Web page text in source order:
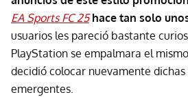
EA Sports FC 25hace tan solo
usuarios les pareció bastante
PlayStation se empalmara el
decidió colocar nuevamente
emergentes.